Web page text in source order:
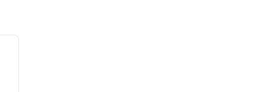
immagine successiva